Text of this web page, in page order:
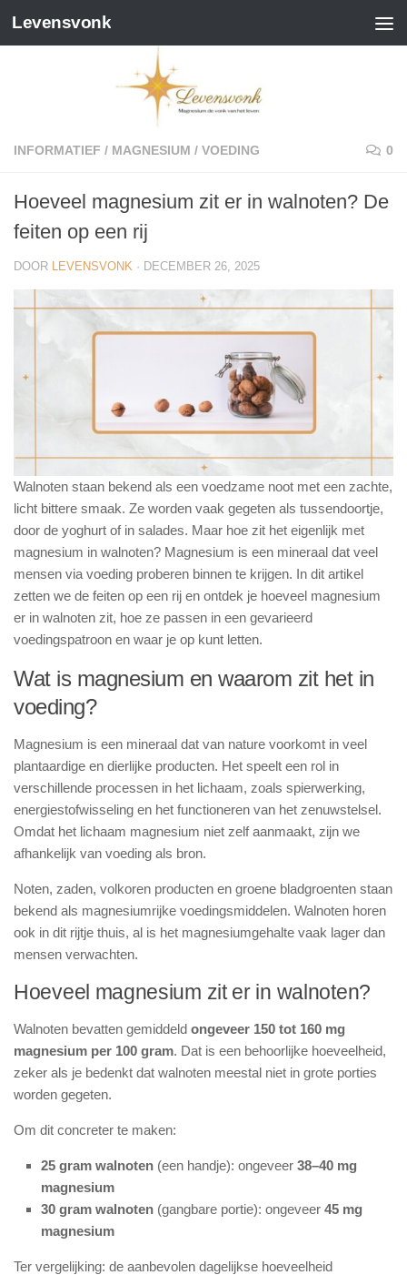
Doorgaan naar inhoud
Levensvonk
INFORMATIEF / MAGNESIUM / VOEDING 0
Hoeveel magnesium zit er in walnoten? De
feiten op een rij
DOOR LEVENSVONK · DECEMBER 26, 2025
Walnoten staan bekend als een voedzame noot met een zachte,
licht bittere smaak. Ze worden vaak gegeten als tussendoortje,
door de yoghurt of in salades. Maar hoe zit het eigenlijk met
magnesium in walnoten? Magnesium is een mineraal dat veel
mensen via voeding proberen binnen te krijgen. In dit artikel
zetten we de feiten op een rij en ontdek je hoeveel magnesium
er in walnoten zit, hoe ze passen in een gevarieerd
voedingspatroon en waar je op kunt letten.
Wat is magnesium en waarom zit het in
voeding?
Magnesium is een mineraal dat van nature voorkomt in veel
plantaardige en dierlijke producten. Het speelt een rol in
verschillende processen in het lichaam, zoals spierwerking,
energiestofwisseling en het functioneren van het zenuwstelsel.
Omdat het lichaam magnesium niet zelf aanmaakt, zijn we
afhankelijk van voeding als bron.
Noten, zaden, volkoren producten en groene bladgroenten staan
bekend als magnesiumrijke voedingsmiddelen. Walnoten horen
ook in dit rijtje thuis, al is het magnesiumgehalte vaak lager dan
mensen verwachten.
Hoeveel magnesium zit er in walnoten?
Walnoten bevatten gemiddeld ongeveer 150 tot 160 mg
magnesium per 100 gram. Dat is een behoorlijke hoeveelheid,
zeker als je bedenkt dat walnoten meestal niet in grote porties
worden gegeten.
Om dit concreter te maken:
25 gram walnoten (een handje): ongeveer 38–40 mg
magnesium
30 gram walnoten (gangbare portie): ongeveer 45 mg
magnesium
Ter vergelijking: de aanbevolen dagelijkse hoeveelheid